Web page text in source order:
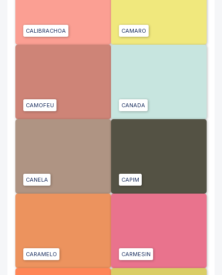
CALIBRACHOA CAMARO
CAMOFEU CANADA
CANELA CAPIM
CARAMELO CARMESIN